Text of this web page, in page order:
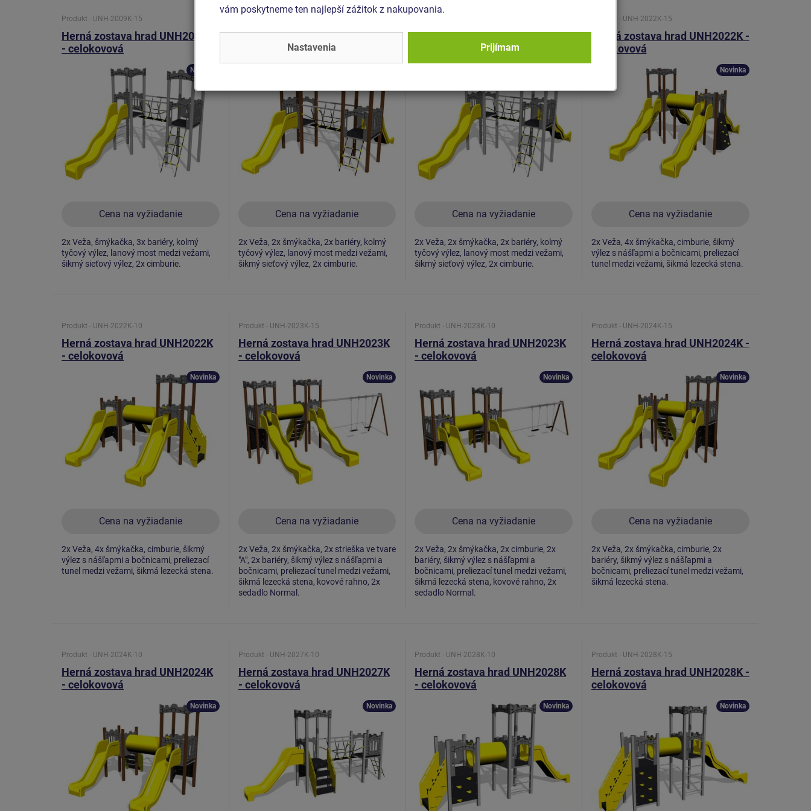
Produkt - UNH-2009K-15
Herná zostava hrad UNH2009K
- celokovová
Cena na vyžiadanie
Novinka
2x Veža, šmýkačka, 3x bariéry, kolmý
tyčový výlez, lanový most medzi vežami,
šikmý sieťový výlez, 2x cimburie.
Herná zostava hrad UNH2010K
- celokovová
Cena na vyžiadanie
2x Veža, 2x šmýkačka, 2x bariéry, kolmý
tyčový výlez, lanový most medzi vežami,
šikmý sieťový výlez, 2x cimburie.
Herná zostava hrad UNH2010K
Cena na vyžiadanie
2x Veža, 2x šmýkačka, 2x bariéry, kolmý
tyčový výlez, lanový most medzi vežami,
šikmý sieťový výlez, 2x cimburie.
Produkt - UNH-2022K-15
Herná zostava hrad UNH2022K -
celokovová
Cena na vyžiadanie
Novinka
2x Veža, 4x šmýkačka, cimburie, šikmý
výlez s nášľapmi a bočnicami, preliezací
tunel medzi vežami, šikmá lezecká stena.
Produkt - UNH-2022K-10
Herná zostava hrad UNH2022K
- celokovová
Cena na vyžiadanie
Novinka
2x Veža, 4x šmýkačka, cimburie, šikmý
výlez s nášľapmi a bočnicami, preliezací
tunel medzi vežami, šikmá lezecká stena.
Produkt - UNH-2023K-15
Herná zostava hrad UNH2023K
- celokovová
Cena na vyžiadanie
Novinka
2x Veža, 2x šmýkačka, 2x strieška ve tvare
"A", 2x bariéry, šikmý výlez s nášľapmi a
bočnicami, preliezací tunel medzi vežami,
šikmá lezecká stena, kovové rahno, 2x
sedadlo Normal.
Produkt - UNH-2023K-10
Herná zostava hrad UNH2023K
- celokovová
Cena na vyžiadanie
Novinka
2x Veža, 2x šmýkačka, 2x cimburie, 2x
bariéry, šikmý výlez s nášľapmi a
bočnicami, preliezací tunel medzi vežami,
šikmá lezecká stena, kovové rahno, 2x
sedadlo Normal.
Produkt - UNH-2024K-15
Herná zostava hrad UNH2024K -
celokovová
Cena na vyžiadanie
Novinka
2x Veža, 2x šmýkačka, cimburie, 2x
bariéry, šikmý výlez s nášľapmi a
bočnicami, preliezací tunel medzi vežami,
šikmá lezecká stena.
Produkt - UNH-2024K-10
Herná zostava hrad UNH2024K
- celokovová
Novinka
Produkt - UNH-2027K-10
Herná zostava hrad UNH2027K
- celokovová
Novinka
Produkt - UNH-2028K-10
Herná zostava hrad UNH2028K
- celokovová
Novinka
Produkt - UNH-2028K-15
Herná zostava hrad UNH2028K -
celokovová
Novinka
vám poskytneme ten najlepší zážitok z nakupovania.
Nastavenia Prijímam